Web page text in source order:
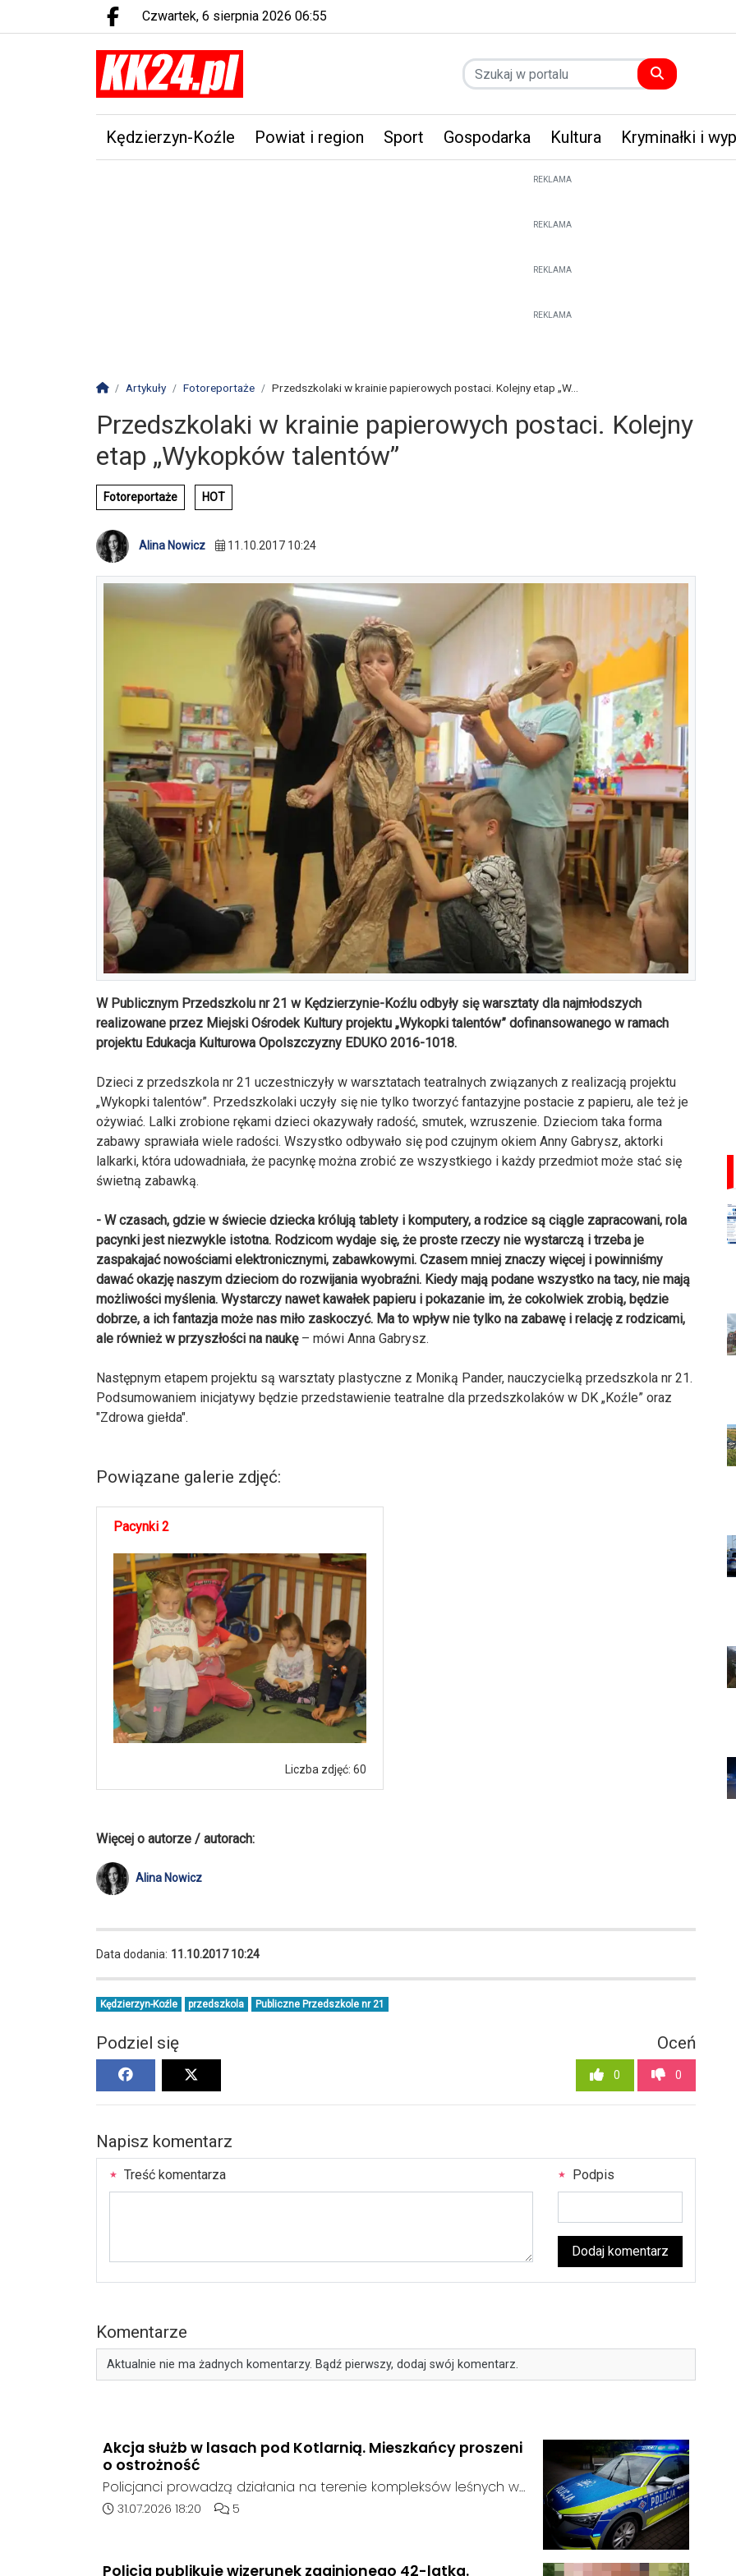
Facebook.com
czwartek, 6 sierpnia 2026 06:55
Kędzierzyn-Koźle Powiat i region Sport Gospodarka Kultura Kryminałki i
REKLAMA
REKLAMA
REKLAMA
REKLAMA
Strona główna
Artykuły Fotoreportaże Przedszkolaki w krainie papierowych postaci. Kolejny etap „W...
Przedszkolaki w krainie papierowych postaci. Kolejny
etap „Wykopków talentów”
Fotoreportaże HOT
Alina Nowicz 11.10.2017 10:24
W Publicznym Przedszkolu nr 21 w Kędzierzynie-Koźlu odbyły się warsztaty dla najmłodszych
realizowane przez Miejski Ośrodek Kultury projektu „Wykopki talentów” dofinansowanego w ramach
projektu Edukacja Kulturowa Opolszczyzny EDUKO 2016-1018.
Dzieci z przedszkola nr 21 uczestniczyły w warsztatach teatralnych związanych z realizacją projektu
„Wykopki talentów”. Przedszkolaki uczyły się nie tylko tworzyć fantazyjne postacie z papieru, ale też je
ożywiać. Lalki zrobione rękami dzieci okazywały radość, smutek, wzruszenie. Dzieciom taka forma
zabawy sprawiała wiele radości. Wszystko odbywało się pod czujnym okiem Anny Gabrysz, aktorki
lalkarki, która udowadniała, że pacynkę można zrobić ze wszystkiego i każdy przedmiot może stać się
świetną zabawką.
- W czasach, gdzie w świecie dziecka królują tablety i komputery, a rodzice są ciągle zapracowani, rola
pacynki jest niezwykle istotna. Rodzicom wydaje się, że proste rzeczy nie wystarczą i trzeba je
zaspakajać nowościami elektronicznymi, zabawkowymi. Czasem mniej znaczy więcej i powinniśmy
dawać okazję naszym dzieciom do rozwijania wyobraźni. Kiedy mają podane wszystko na tacy, nie mają
możliwości myślenia. Wystarczy nawet kawałek papieru i pokazanie im, że cokolwiek zrobią, będzie
dobrze, a ich fantazja może nas miło zaskoczyć. Ma to wpływ nie tylko na zabawę i relację z rodzicami,
ale również w przyszłości na naukę– mówi Anna Gabrysz.
Następnym etapem projektu są warsztaty plastyczne z Moniką Pander, nauczycielką przedszkola nr 21.
Podsumowaniem inicjatywy będzie przedstawienie teatralne dla przedszkolaków w DK „Koźle” oraz
"Zdrowa giełda".
Powiązane galerie zdjęć:
Pacynki 2
Liczba zdjęć: 60
Więcej o autorze / autorach:
Alina Nowicz
Data dodania: 11.10.2017 10:24
Kędzierzyn-Koźle przedszkola Publiczne Przedszkole nr 21
Podziel się Oceń
0 0
Napisz komentarz
Treść komentarza Podpis
Dodaj komentarz
Komentarze
Aktualnie nie ma żadnych komentarzy. Bądź pierwszy, dodaj swój komentarz.
Akcja służb w lasach pod Kotlarnią. Mieszkańcy proszeni
o ostrożność
Policjanci prowadzą działania na terenie kompleksów leśnych w
rejonie gminy Bierawa. Jak udało nam się ustalić, funkcjonariusze
postronnych.
Data dodania artykułu:
31.07.2026 18:20 Liczba komentarzy artykułu:
5
Policja publikuje wizerunek zaginionego 42-latka.